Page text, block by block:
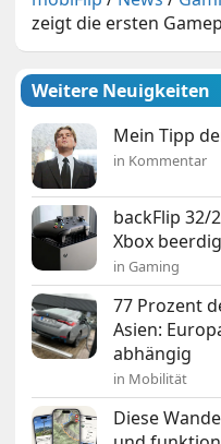
zeigt die ersten
Weitere Neuigkeiten
Mein Tipp
in Kommentar
backFlip 32/
Xbox
in Gaming
77 Prozent
Asien:
abhängig
in Mobilität
Diese